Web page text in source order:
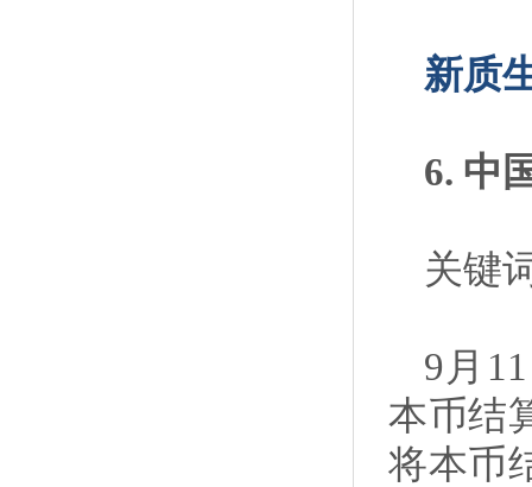
新质
6. 中
关键
9月
本币结
将本币